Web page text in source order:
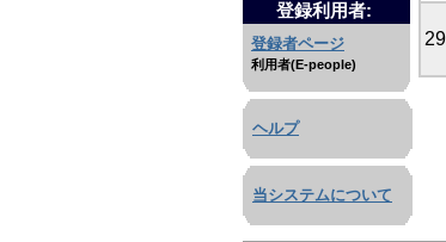
登録利用者:
登録者ページ
利用者(E-people)
ヘルプ
当システムについて